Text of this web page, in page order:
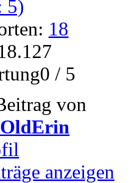
18
/ 5
von
anzeigen